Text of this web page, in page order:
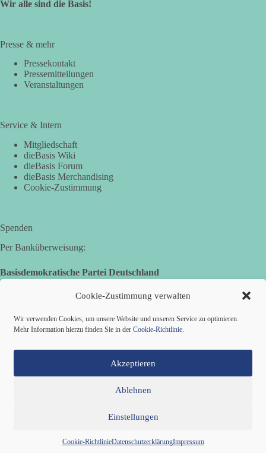
Cookie-Zustimmung verwalten
Wir verwenden Cookies, um unsere Website und unseren Service zu optimieren.
Mehr Information hierzu finden Sie in der Cookie-Richtlinie.
Akzeptieren
Ablehnen
Einstellungen
Cookie-RichtlinieDatenschutzerklärungImpressum
Wir alle sind die Basis!
Presse & mehr
Pressekontakt
Pressemitteilungen
Veranstaltungen
Service & Intern
Mitgliedschaft
dieBasis Wiki
dieBasis Forum
dieBasis Merchandising
Cookie-Zustimmung
Spenden
Per Banküberweisung:
Basisdemokratische Partei Deutschland
Landesverband Nordrhein-Westfalen
IBAN: DE14 3005 0110 1008 4913 08
(es kann zu Fehlermeldungen kommen, die jedoch keine
Auswirkungen haben.)
Kontakt
Cookie-Richtlinie (EU)
Copyright © 2026 Basisdemokratische Partei Deutschland ·